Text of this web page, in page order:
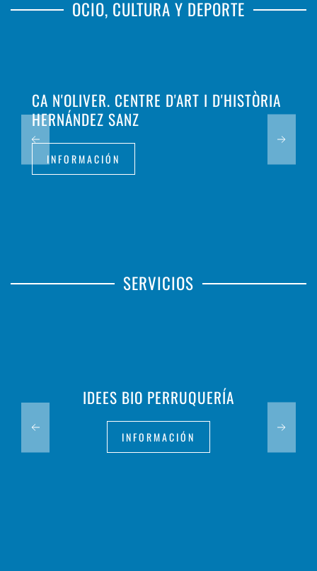
OCIO, CULTURA Y DEPORTE
CA N'OLIVER. CENTRE D'ART I D'HISTÒRIA
HERNÁNDEZ SANZ
INFORMACIÓN
SERVICIOS
IDEES BIO PERRUQUERÍA
INFORMACIÓN